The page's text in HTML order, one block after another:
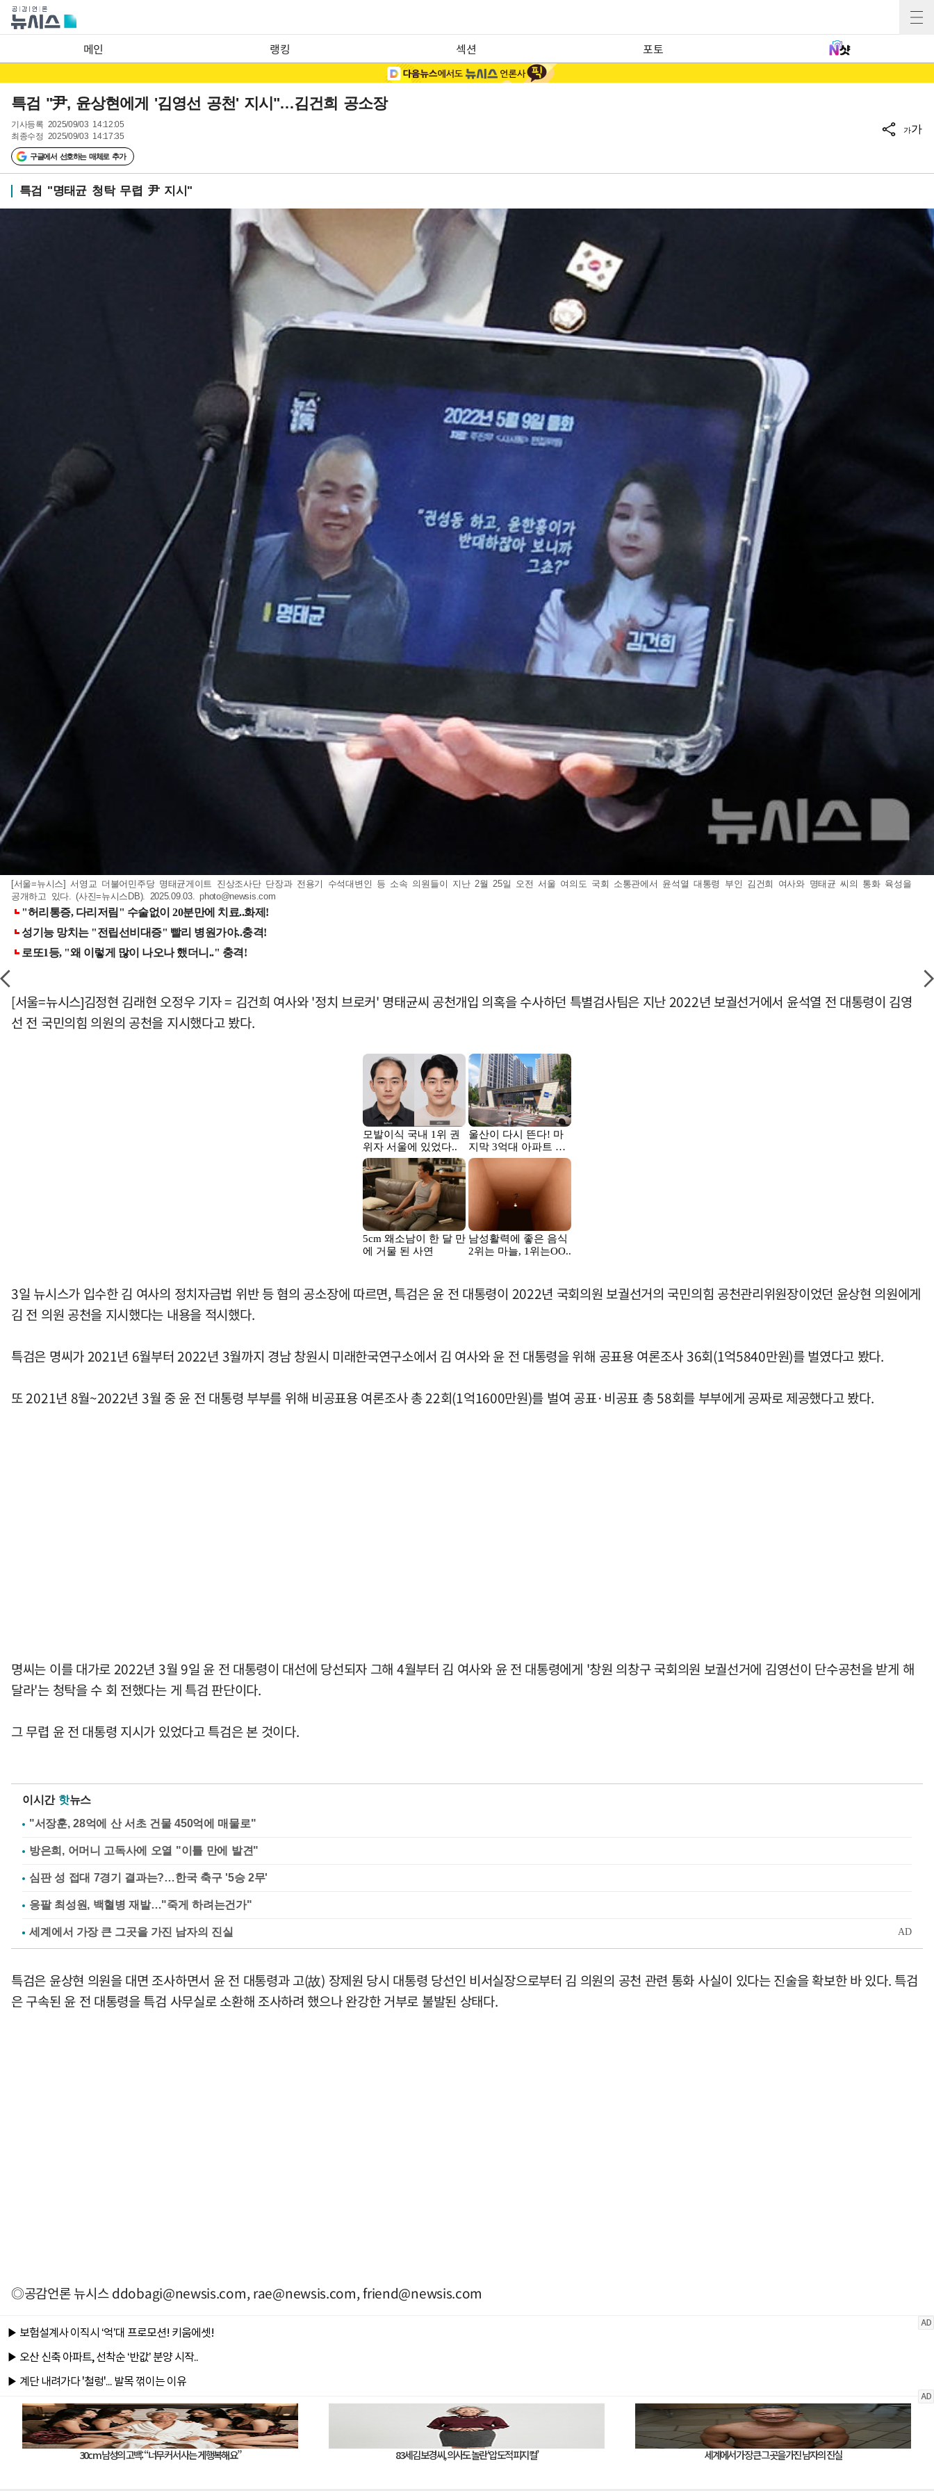
메인 랭킹 섹션 포토
특검 "尹, 윤상현에게 '김영선 공천' 지시"…김건희 공소장
기사등록 2025/09/03 14:12:05
최종수정 2025/09/03 14:17:35
구글에서 선호하는 매체로 추가
가가
특검 "명태균 청탁 무렵 尹 지시"
[서울=뉴시스] 서영교 더불어민주당 명태균게이트 진상조사단 단장과 전용기 수석대변인 등 소속 의원들이 지난 2월 25일 오전 서울 여의도 국회 소통관에서 윤석열 대통령 부인 김건희 여사와 명태균 씨의 통화 육성을
공개하고 있다. (사진=뉴시스DB). 2025.09.03.photo@newsis.com
[서울=뉴시스]김정현 김래현 오정우 기자 = 김건희 여사와 '정치 브로커' 명태균씨 공천개입 의혹을 수사하던 특별검사팀은 지난 2022년 보궐선거에서 윤석열 전 대통령이 김영
선 전 국민의힘 의원의 공천을 지시했다고 봤다.
3일 뉴시스가 입수한 김 여사의 정치자금법 위반 등 혐의 공소장에 따르면, 특검은 윤 전 대통령이 2022년 국회의원 보궐선거의 국민의힘 공천관리위원장이었던 윤상현 의원에게
김 전 의원 공천을 지시했다는 내용을 적시했다.
특검은 명씨가 2021년 6월부터 2022년 3월까지 경남 창원시 미래한국연구소에서 김 여사와 윤 전 대통령을 위해 공표용 여론조사 36회(1억5840만원)를 벌였다고 봤다.
또 2021년 8월~2022년 3월 중 윤 전 대통령 부부를 위해 비공표용 여론조사 총 22회(1억1600만원)를 벌여 공표·비공표 총 58회를 부부에게 공짜로 제공했다고 봤다.
명씨는 이를 대가로 2022년 3월 9일 윤 전 대통령이 대선에 당선되자 그해 4월부터 김 여사와 윤 전 대통령에게 '창원 의창구 국회의원 보궐선거에 김영선이 단수공천을 받게 해
달라'는 청탁을 수 회 전했다는 게 특검 판단이다.
그 무렵 윤 전 대통령 지시가 있었다고 특검은 본 것이다.
이시간 핫뉴스
"서장훈, 28억에 산 서초 건물 450억에 매물로"
방은희, 어머니 고독사에 오열 "이틀 만에 발견"
심판 성 접대 7경기 결과는?…한국 축구 '5승 2무'
응팔 최성원, 백혈병 재발…"죽게 하려는건가"
특검은 윤상현 의원을 대면 조사하면서 윤 전 대통령과 고(故) 장제원 당시 대통령 당선인 비서실장으로부터 김 의원의 공천 관련 통화 사실이 있다는 진술을 확보한 바 있다. 특검
은 구속된 윤 전 대통령을 특검 사무실로 소환해 조사하려 했으나 완강한 거부로 불발된 상태다.
◎공감언론 뉴시스ddobagi@newsis.com,rae@newsis.com,friend@newsis.com